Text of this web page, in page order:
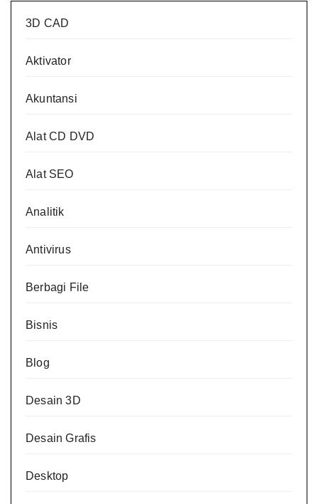
3D CAD
Aktivator
Akuntansi
Alat CD DVD
Alat SEO
Analitik
Antivirus
Berbagi File
Bisnis
Blog
Desain 3D
Desain Grafis
Desktop